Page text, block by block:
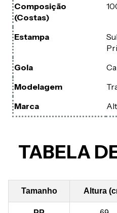
Composição
(Costas)
Estampa
Gola
Modelagem
Marca
TABELA
Tamanho Altura